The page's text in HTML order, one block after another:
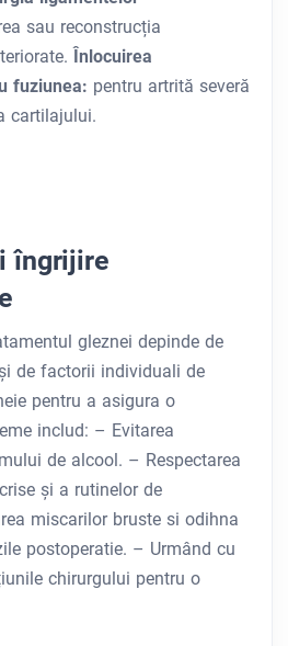
sau reconstrucția
Înlocuirea
fuziunea: pentru artrită severă
cartilajului.
îngrijire
gleznei depinde de
de factorii individuali de
pentru a asigura o
includ: – Evitarea
de alcool. – Respectarea
și a rutinelor de
miscarilor bruste si odihna
postoperatie. – Urmând cu
chirurgului pentru o